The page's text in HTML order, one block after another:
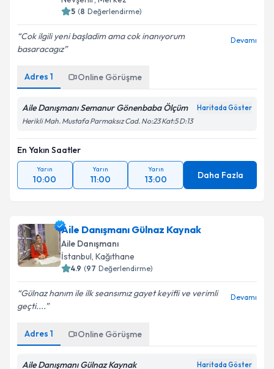
Nevşehir, Merkez
( Değerlendirme)
Cok ilgili yeni başladim ama cok inanıyorum
basaracagız
Adres 1 Online Görüşme
Aile Danışmanı Semanur Gönenbaba Ölçüm
En Yakın Saatler
Yarın
10:00
Yarın
11:00
Yarın
13:00 Daha Fazla
Aile Danışmanı Gülnaz Kaynak
Aile Danışmanı
İstanbul,Kağıthane
( Değerlendirme)
Gülnaz hanım ile ilk seansımız gayet keyifli ve verimli
geçti....
Adres 1 Online Görüşme